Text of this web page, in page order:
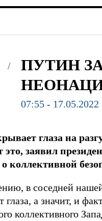
/
ПУТИН
07:55 - 17.05.2022
глаза на
это, заявил
о коллективной
в соседней
глаза, а значит, и
коллективного